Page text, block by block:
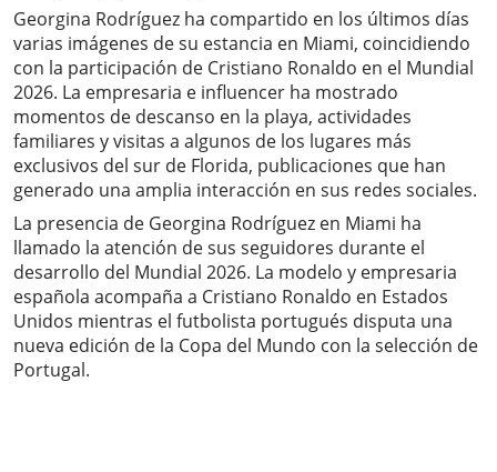
Georgina Rodríguez ha compartido en los últimos días
varias imágenes de su estancia en Miami, coincidiendo
con la participación de Cristiano Ronaldo en el Mundial
2026. La empresaria e influencer ha mostrado
momentos de descanso en la playa, actividades
familiares y visitas a algunos de los lugares más
exclusivos del sur de Florida, publicaciones que han
generado una amplia interacción en sus redes sociales.
La presencia de Georgina Rodríguez en Miami ha
llamado la atención de sus seguidores durante el
desarrollo del Mundial 2026. La modelo y empresaria
española acompaña a Cristiano Ronaldo en Estados
Unidos mientras el futbolista portugués disputa una
nueva edición de la Copa del Mundo con la selección de
Portugal.